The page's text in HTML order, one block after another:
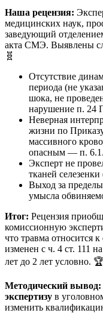
Наша рецензия:
медицинских наук,
заведующий
акта СМЭ. Выявлены
🧬
Отсутствие
периода (не
шока, не
нарушение п. 24
Неверная
жизни по
массивного
опасным — п.
Эксперт не
тканей
Выход за
умысла
Итог: Рецензия
комиссионную
что травма относится
изменен с ч. 4 ст. 111
лет до 2 лет условно. 🏆
Методический вывод:
экспертизу в
изменить